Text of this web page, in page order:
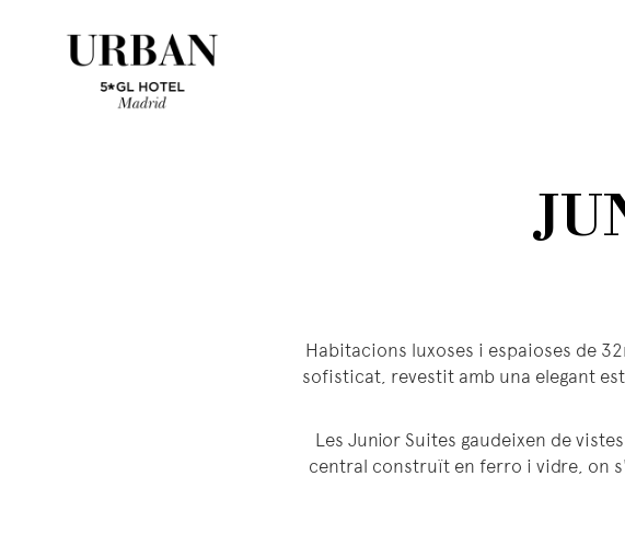
Habitacions luxoses i espaioses de
sofisticat, revestit amb una elegant
Les Junior Suites gaudeixen de
central construït en ferro i vidre, on